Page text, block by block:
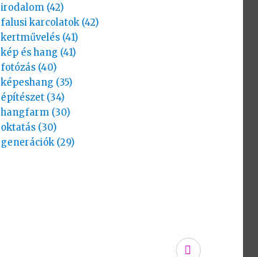
irodalom (42)
falusi karcolatok (42)
kertművelés (41)
kép és hang (41)
fotózás (40)
képeshang (35)
építészet (34)
hangfarm (30)
oktatás (30)
generációk (29)